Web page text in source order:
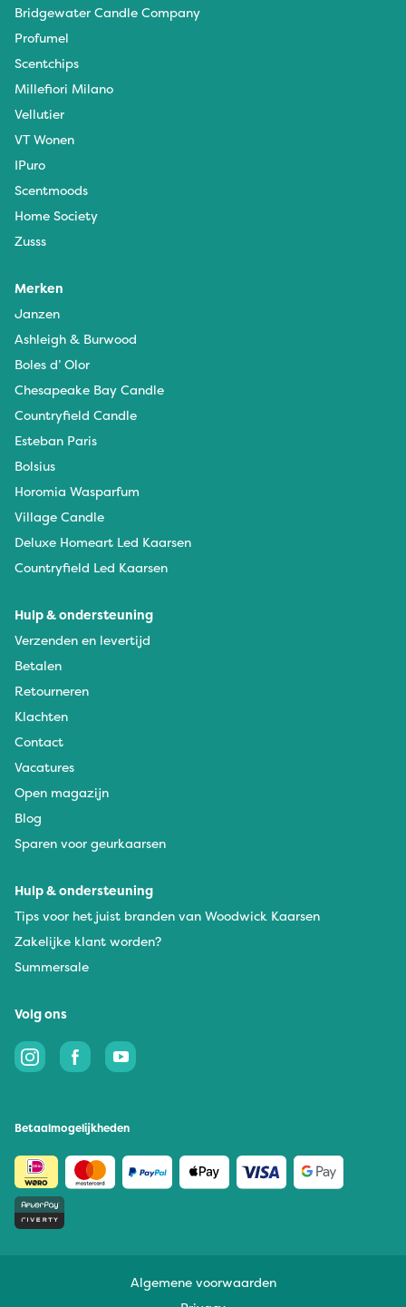
Bridgewater Candle Company
Profumel
Scentchips
Millefiori Milano
Vellutier
VT Wonen
IPuro
Scentmoods
Home Society
Zusss
Merken
Janzen
Ashleigh & Burwood
Boles d’ Olor
Chesapeake Bay Candle
Countryfield Candle
Esteban Paris
Bolsius
Horomia Wasparfum
Village Candle
Deluxe Homeart Led Kaarsen
Countryfield Led Kaarsen
Hulp & ondersteuning
Verzenden en levertijd
Betalen
Retourneren
Klachten
Contact
Vacatures
Open magazijn
Blog
Sparen voor geurkaarsen
Hulp & ondersteuning
Tips voor het juist branden van Woodwick Kaarsen
Zakelijke klant worden?
Summersale
Volg ons
Betaalmogelijkheden
Algemene voorwaarden